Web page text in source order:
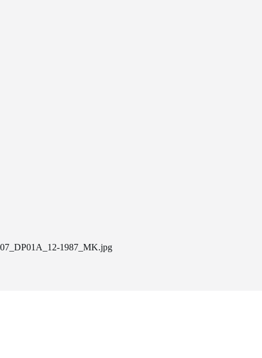
07_DP01A_12-1987_MK.jpg